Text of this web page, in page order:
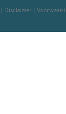
Disclaimer